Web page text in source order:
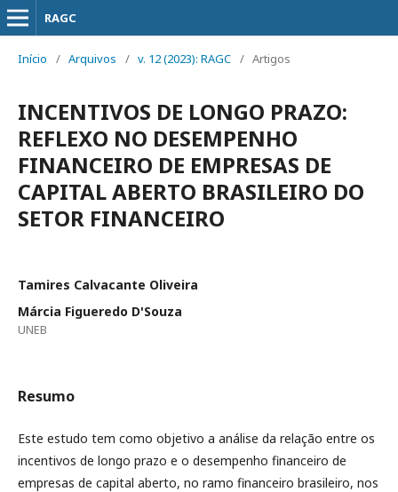
RAGC
Início / Arquivos / v. 12 (2023): RAGC / Artigos
INCENTIVOS DE LONGO PRAZO:
REFLEXO NO DESEMPENHO
FINANCEIRO DE EMPRESAS DE
CAPITAL ABERTO BRASILEIRO DO
SETOR FINANCEIRO
Tamires Calvacante Oliveira
Márcia Figueredo D'Souza
UNEB
Resumo
Este estudo tem como objetivo a análise da relação entre os
incentivos de longo prazo e o desempenho financeiro de
empresas de capital aberto, no ramo financeiro brasileiro, nos